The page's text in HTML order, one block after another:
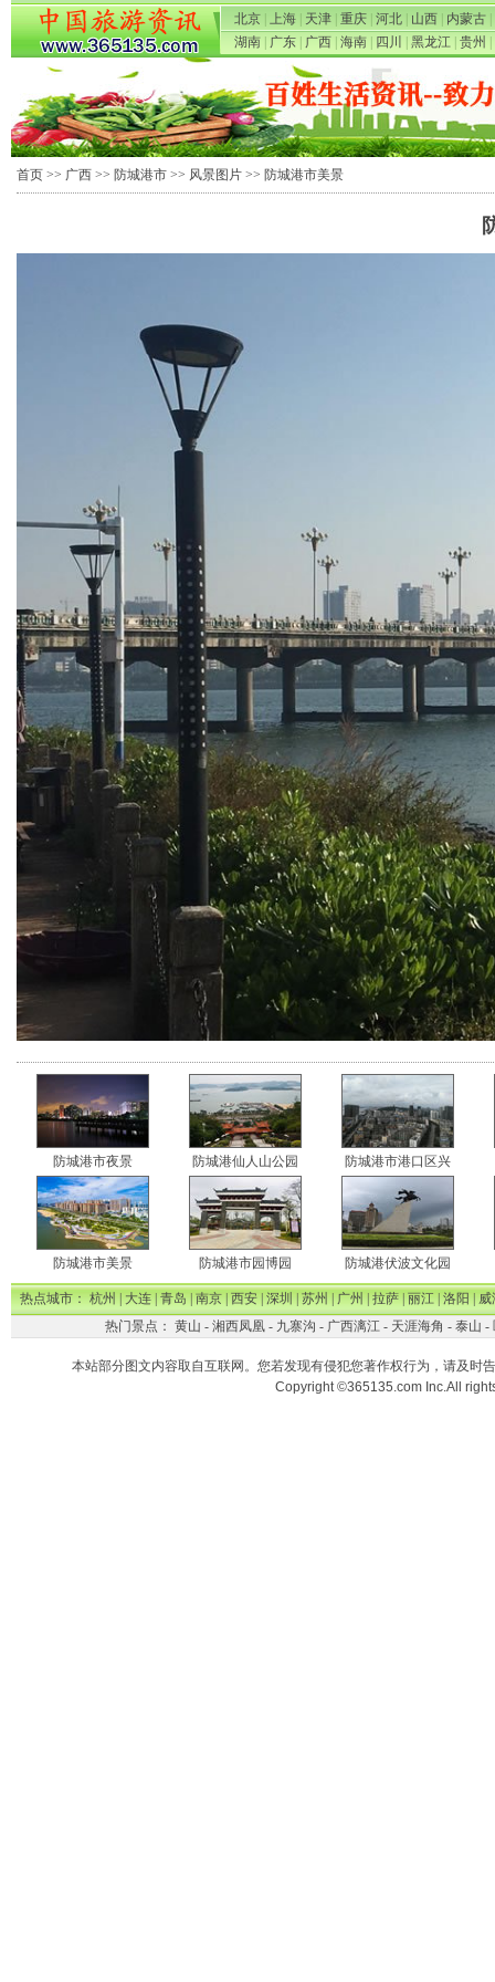
北京 上海 天津 重庆 河北 山西 内蒙古
湖南
广东 广西 海南 四川 黑龙江 贵州
首页 >> 广西 >> 防城港市 >> 风景图片 >> 防城港市美景
防城港市夜景 防城港仙人山公园 防城港市港口区兴
防城港市美景 防城港市园博园 防城港伏波文化园
热点城市：杭州|大连|青岛|南京|西安|深圳|苏州|广州|拉萨|丽江|洛阳|威
热门景点： 黄山 - 湘西凤凰- 九寨沟 - 广西漓江- 天涯海角 - 泰山 -
本站部分图文内容取自互联网。您若发现有侵犯您著作权行为，请及时
Copyright ©365135.com Inc.All